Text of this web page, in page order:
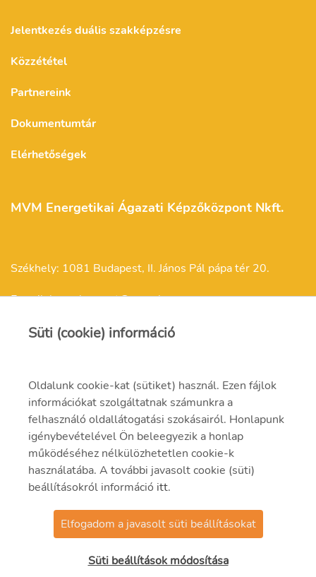
Jelentkezés duális szakképzésre
Közzététel
Partnereink
Dokumentumtár
Elérhetőségek
MVM Energetikai Ágazati Képzőközpont Nkft.
Székhely: 1081 Budapest, II. János Pál pápa tér 20.
E-mail: kepzokozpont@mvm.hu
Felnőttképzési engedélyszám: E/2021/000257
Felnőttképzési nyilvántartási szám: B/2021/001301
© 2023 MVM Zrt.
Süti (cookie) információ
Oldalunk cookie-kat (sütiket) használ. Ezen fájlok
információkat szolgáltatnak számunkra a
felhasználó oldallátogatási szokásairól. Honlapunk
igénybevételével Ön beleegyezik a honlap
működéséhez nélkülözhetetlen cookie-k
használatába. A további javasolt cookie (süti)
beállításokról információ itt.
Elfogadom a javasolt süti beállításokat
Süti beállítások módosítása